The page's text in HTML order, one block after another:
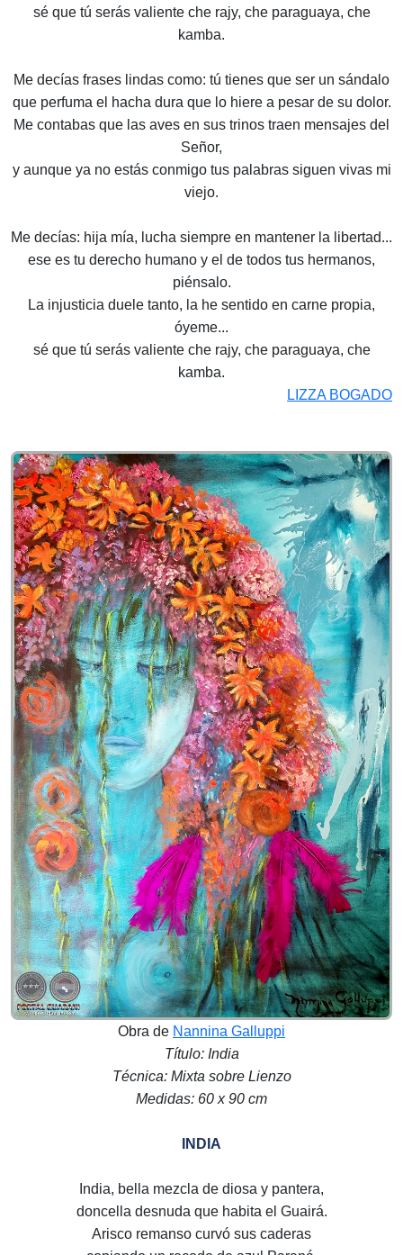
sé que tú serás valiente che rajy, che paraguaya, che
kamba.
Me decías frases lindas como: tú tienes que ser un sándalo
que perfuma el hacha dura que lo hiere a pesar de su dolor.
Me contabas que las aves en sus trinos traen mensajes del
Señor,
y aunque ya no estás conmigo tus palabras siguen vivas mi
viejo.
Me decías: hija mía, lucha siempre en mantener la libertad...
ese es tu derecho humano y el de todos tus hermanos,
piénsalo.
La injusticia duele tanto, la he sentido en carne propia,
óyeme...
sé que tú serás valiente che rajy, che paraguaya, che
kamba.
LIZZA BOGADO
Obra de Nannina Galluppi
Título: India
Técnica: Mixta sobre Lienzo
Medidas: 60 x 90 cm
INDIA
India, bella mezcla de diosa y pantera,
doncella desnuda que habita el Guairá.
Arisco remanso curvó sus caderas